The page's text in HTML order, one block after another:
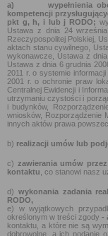
a) wypełnienia
kompetencji
pkt g, h, i lub j RODO;
Ustawa z dnia 24
Rzeczypospolitej Polskiej,
aktach stanu cywilnego,
wykonawcze, Ustawa z
Ustawa z dnia 6 grudnia
2011 r. o systemie
2001 r. o ochronie praw
Centralnej Ewidencji i
utrzymaniu czystości i
i budynków,
wniosków, Rozporządzenie
innych aktów prawa
b) realizacji umów lub
c) zawierania umów
kontaktu , co stanowi nasz
d) wykonania zadania
RODO,
e) w wyjątkowych
określonym w treści zgody -
kontaktu, a które nie są
dobrowolne, a ich podanie